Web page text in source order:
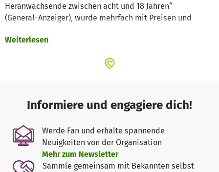
Heranwachsende zwischen acht und 18 Jahren“
(General-Anzeiger), wurde mehrfach mit Preisen und
Weiterlesen
Informiere und engagiere dich!
Werde Fan und erhalte spannende
Neuigkeiten von der Organisation
Mehr zum Newsletter
Sammle gemeinsam mit Bekannten selbst